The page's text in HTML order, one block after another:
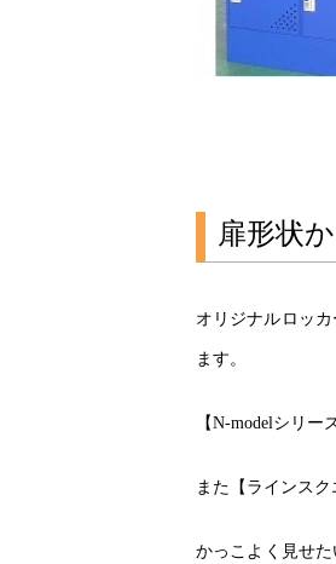
扉形状
オリジナルロッ
ます。
【N-modelシリ
また【ラインス
かっこよく見せ